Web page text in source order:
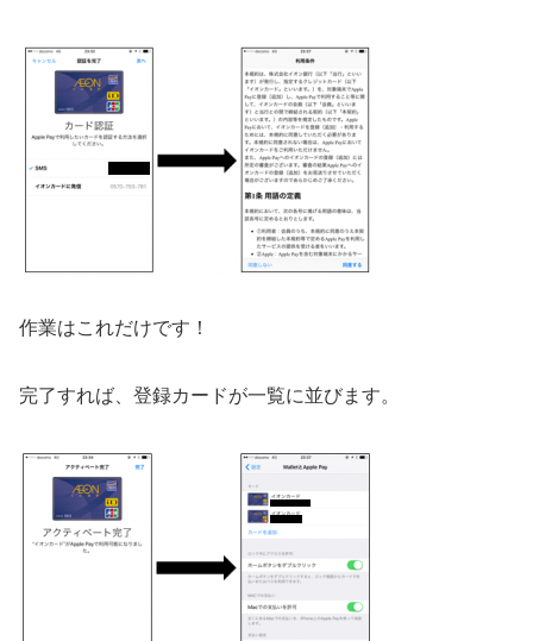
作業はこれだけです！
完了すれば、登録カードが一覧に並びます。